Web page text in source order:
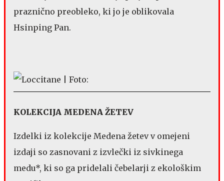
praznično preobleko, ki jo je oblikovala
Hsinping Pan.
KOLEKCIJA MEDENA ŽETEV
Izdelki iz kolekcije Medena žetev v omejeni
izdaji so zasnovani z izvlečki iz sivkinega
medu*, ki so ga pridelali čebelarji z ekološkim